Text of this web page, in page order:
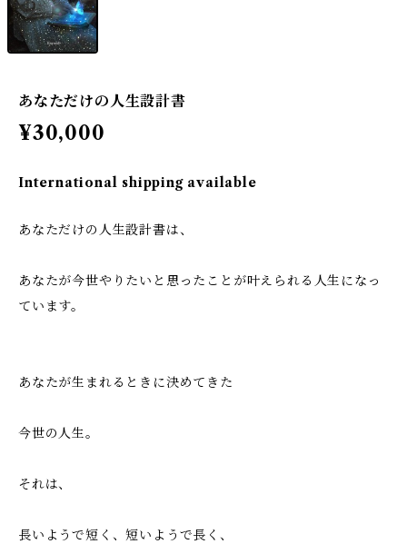
あなただけの人生設計書
¥30,000
International shipping available
あなただけの人生設計書は、
あなたが今世やりたいと思ったことが叶えられる人生になっ
ています。
あなたが生まれるときに決めてきた
今世の人生。
それは、
長いようで短く、短いようで長く、